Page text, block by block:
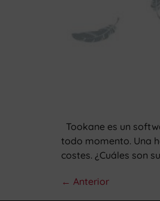
Tookane es un
todo momento. Una
costes. ¿Cuáles son
← Anterior